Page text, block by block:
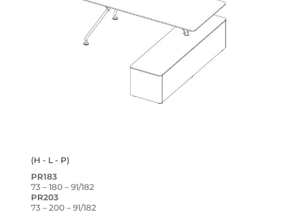
(H - L - P)
PR183
73 – 180 – 91/182
PR203
73 – 200 – 91/182